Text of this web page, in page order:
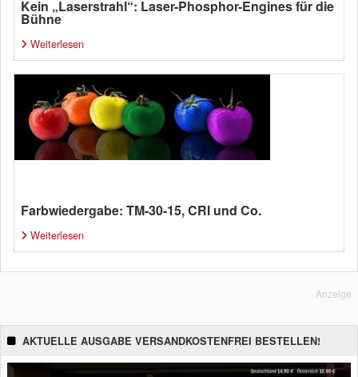
Kein „Laserstrahl“: Laser-Phosphor-Engines für die
Bühne
Weiterlesen
Farbwiedergabe: TM-30-15, CRI und Co.
Weiterlesen
Anzeige
AKTUELLE AUSGABE VERSANDKOSTENFREI BESTELLEN!